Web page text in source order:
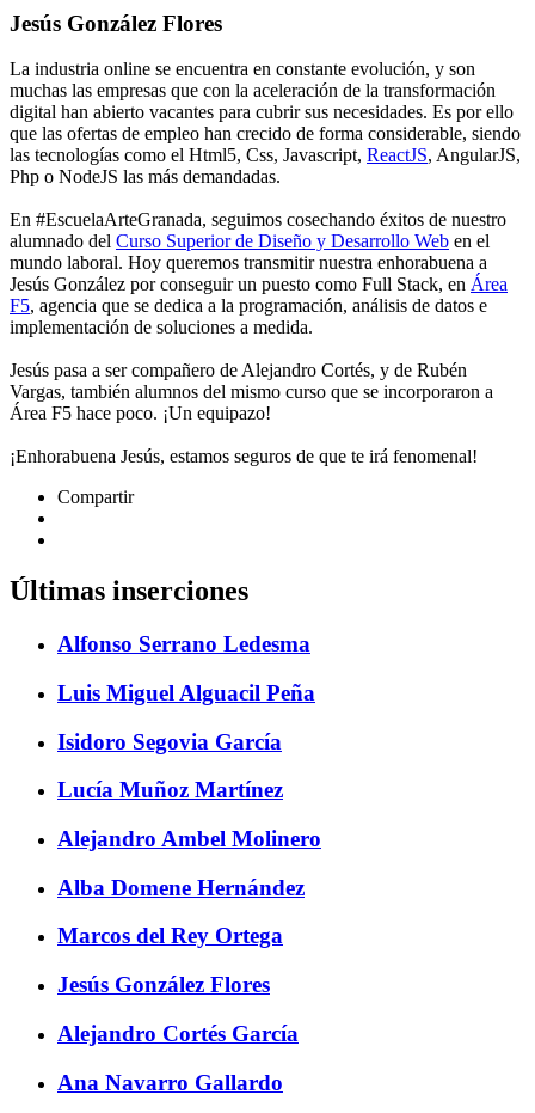
Jesús González Flores
La industria online se encuentra en constante evolución, y son
muchas las empresas que con la aceleración de la transformación
digital han abierto vacantes para cubrir sus necesidades. Es por ello
que las ofertas de empleo han crecido de forma considerable, siendo
las tecnologías como el Html5, Css, Javascript, ReactJS, AngularJS,
Php o NodeJS las más demandadas.
En #EscuelaArteGranada, seguimos cosechando éxitos de nuestro
alumnado del Curso Superior de Diseño y Desarrollo Web en el
mundo laboral. Hoy queremos transmitir nuestra enhorabuena a
Jesús González por conseguir un puesto como Full Stack, en Área
F5, agencia que se dedica a la programación, análisis de datos e
implementación de soluciones a medida.
Jesús pasa a ser compañero de Alejandro Cortés, y de Rubén
Vargas, también alumnos del mismo curso que se incorporaron a
Área F5 hace poco. ¡Un equipazo!
¡Enhorabuena Jesús, estamos seguros de que te irá fenomenal!
Compartir
Últimas inserciones
Alfonso Serrano Ledesma
Luis Miguel Alguacil Peña
Isidoro Segovia García
Lucía Muñoz Martínez
Alejandro Ambel Molinero
Alba Domene Hernández
Marcos del Rey Ortega
Jesús González Flores
Alejandro Cortés García
Ana Navarro Gallardo